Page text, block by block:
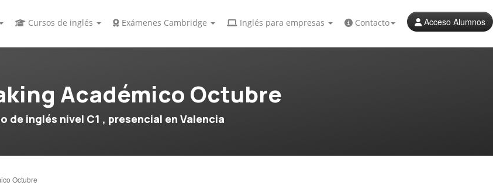
Cursos de inglés Exámenes Cambridge Inglés para empresas Contacto Acceso Alumnos
Académico Octubre
de inglés nivel C1 , presencial en Valencia
Octubre